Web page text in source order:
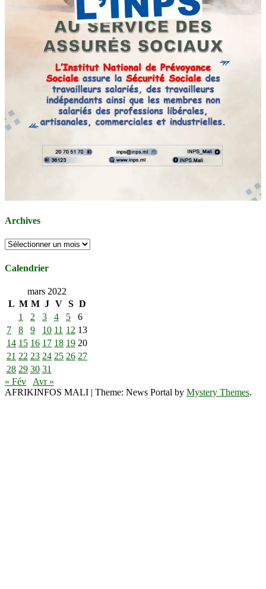
Archives
Archives
Calendrier
mars 2022
L M M J V S D
1
2 3 4 5
6
7
8 9 10 11 12 13
14 15 16 17 18 19 20
21 22 23 24 25 26 27
28 29 30 31
« Fév
Avr »
AFRIKINFOS MALI | Theme: News Portal by Mystery Themes.